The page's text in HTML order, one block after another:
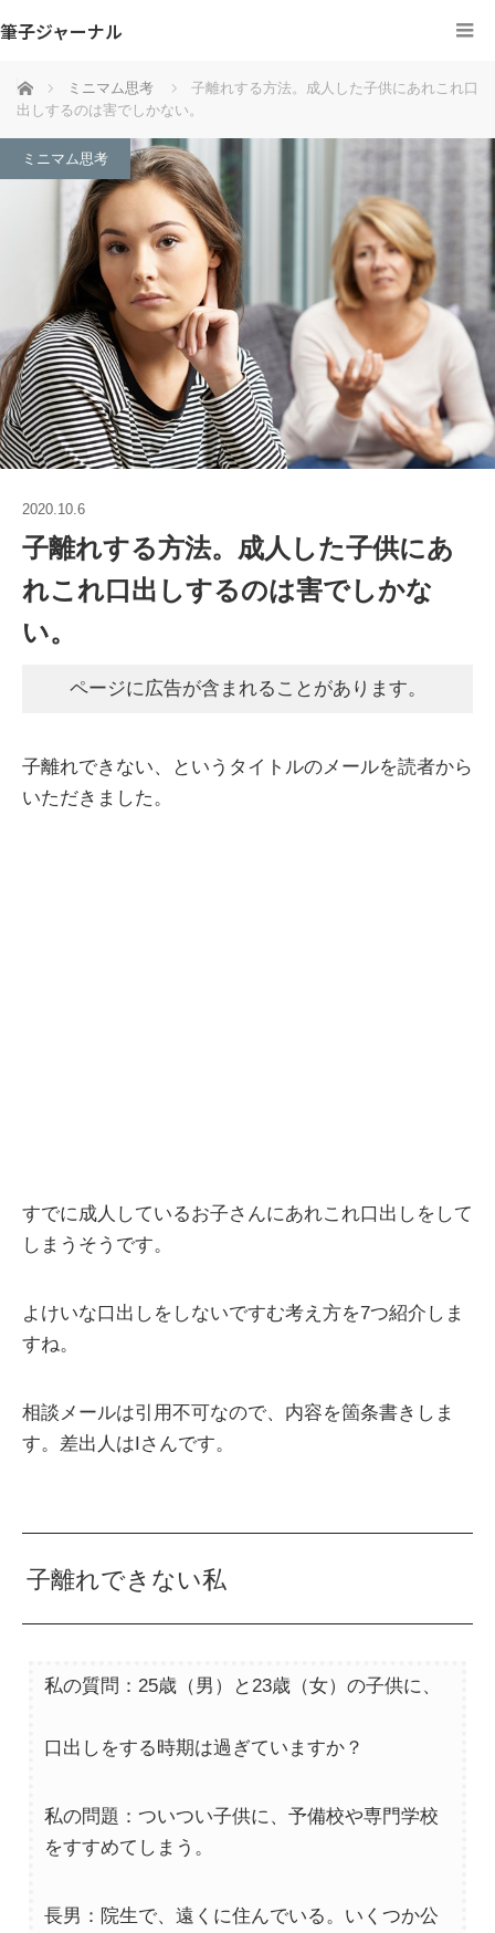
筆子ジャーナル
ホーム ミニマム思考
子離れする方法。成人した子供にあれこれ口
出しするのは害でしかない。
ミニマム思考
2020.10.6
子離れする方法。成人した子供にあ
れこれ口出しするのは害でしかな
い。
ページに広告が含まれることがあります。
子離れできない、というタイトルのメールを読者から
いただきました。
すでに成人しているお子さんにあれこれ口出しをして
しまうそうです。
よけいな口出しをしないですむ考え方を7つ紹介しま
すね。
相談メールは引用不可なので、内容を箇条書きしま
す。差出人はIさんです。
子離れできない私
私の質問：25歳（男）と23歳（女）の子供に、
口出しをする時期は過ぎていますか？
私の問題：ついつい子供に、予備校や専門学校
をすすめてしまう。
長男：院生で、遠くに住んでいる。いくつか公